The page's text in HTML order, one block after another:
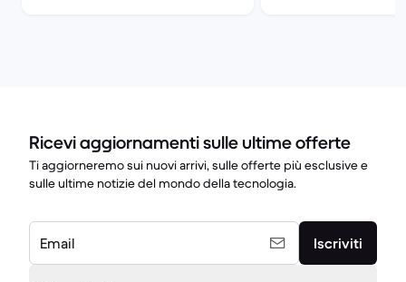
Ricevi aggiornamenti sulle ultime offerte
Ti aggiorneremo sui nuovi arrivi, sulle offerte più esclusive e
sulle ultime notizie del mondo della tecnologia.
Email Iscriviti